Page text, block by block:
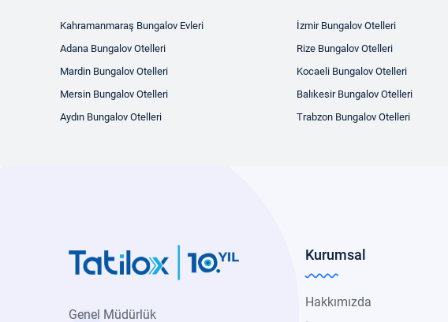
Kahramanmaraş Bungalov Evleri
Adana Bungalov Otelleri
Mardin Bungalov Otelleri
Mersin Bungalov Otelleri
Aydın Bungalov Otelleri
İzmir Bungalov Otelleri
Rize Bungalov Otelleri
Kocaeli Bungalov Otelleri
Balıkesir Bungalov Otelleri
Trabzon Bungalov Otelleri
Genel Müdürlük
Kurumsal
Hakkımızda